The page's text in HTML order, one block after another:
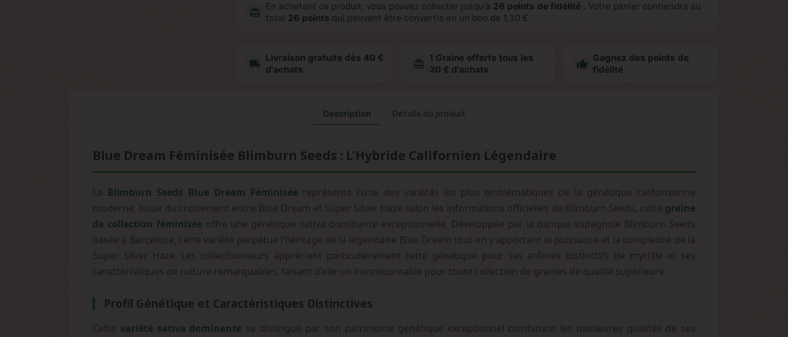
redeem
En achetant ce produit, vous pouvez collecter jusqu'à 26 points de fidélité . Votre panier contiendra au
total 26 points qui peuvent être convertis en un bon de 1,30 € .
local_shipping
Livraison gratuite dès 40 €
d'achats
redeem
1 Graine offerte tous les
30 € d'achats

Gagnez des points de
fidélité
Description
Blue Dream Féminisée Blimburn Seeds : L'Hybride Californien Légendaire
La Blimburn Seeds Blue Dream Féminiséereprésente l'une des variétés les plus emblématiques de la génétique californienne
moderne. Issue du croisement entre Blue Dream et Super Silver Haze selon les informations officielles de Blimburn Seeds, cette graine
de collection féminiséeoffre une génétique sativa dominante exceptionnelle. Développée par la banque espagnole Blimburn Seeds
basée à Barcelone, cette variété perpétue l'héritage de la légendaire Blue Dream tout en y apportant la puissance et la complexité de la
Super Silver Haze. Les collectionneurs apprécient particulièrement cette génétique pour ses arômes distinctifs de myrtille et ses
caractéristiques de culture remarquables, faisant d'elle un incontournable pour toute collection de graines de qualité supérieure.
Profil Génétique et Caractéristiques Distinctives
Cette variété sativa dominante se distingue par son patrimoine génétique exceptionnel combinant les meilleures qualités de ses